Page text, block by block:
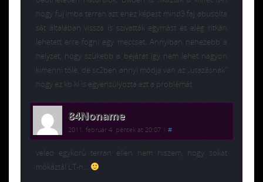
hogy fuj imba terran azt ehez képest mind3 faj abusolta
sőt általában vissza is szivatták egymást és elég ritkán
lehetett erre fogni egy meccset. Annyiban nehezebb a
helyzet, hogy szükebb a bejárat igy nem lehet nagyon
kimenni töle, de sc2ben annyi módja van az „utazásnak”
hogy ez kb ki is egyensúlyozta ezt a problémát.
84Noname
2011. február 4. péntek at 20:07 #
veled egykorú terran ellen nem hiszem, hogy sokat
mókáztál LT-n…